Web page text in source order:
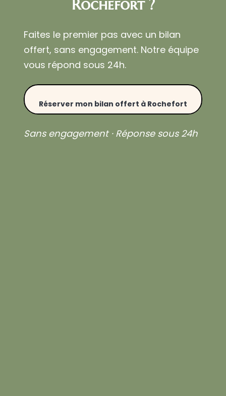
Rochefort ?
Faites le premier pas avec un bilan
offert, sans engagement. Notre équipe
vous répond sous 24h.
Réserver mon bilan offert à Rochefort
Sans engagement · Réponse sous 24h